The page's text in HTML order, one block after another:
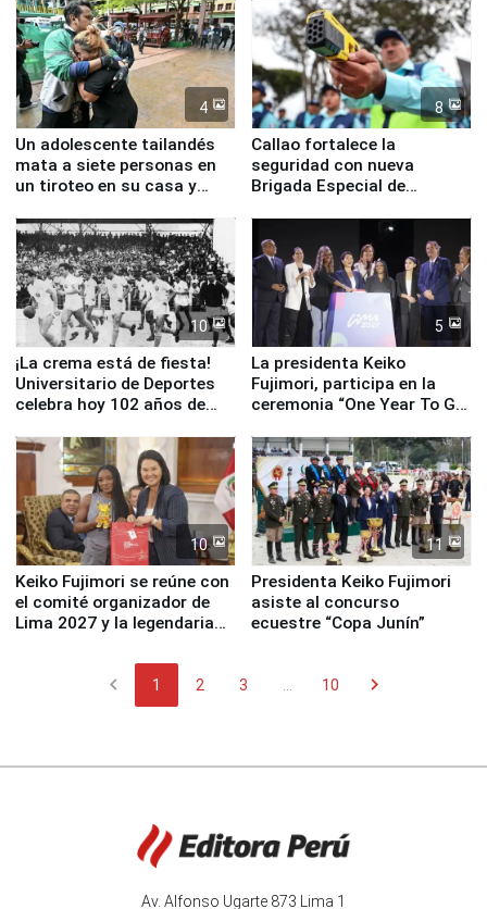
4
Un adolescente tailandés
mata a siete personas en
un tiroteo en su casa y
8
Callao fortalece la
seguridad con nueva
Brigada Especial de
equipamiento para
Serenazgo
10
¡La crema está de fiesta!
Universitario de Deportes
celebra hoy 102 años de
5
La presidenta Keiko
Fujimori, participa en la
ceremonia “One Year To Go
10
Keiko Fujimori se reúne con
el comité organizador de
Lima 2027 y la legendaria
11
Presidenta Keiko Fujimori
asiste al concurso
ecuestre “Copa Junín”
chevron_left 1 2 3 10 chevron_right
Av. Alfonso Ugarte 873 Lima 1